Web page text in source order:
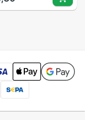
Keu voor